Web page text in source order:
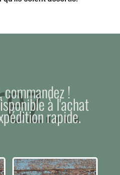
!
à l'achat
rapide.